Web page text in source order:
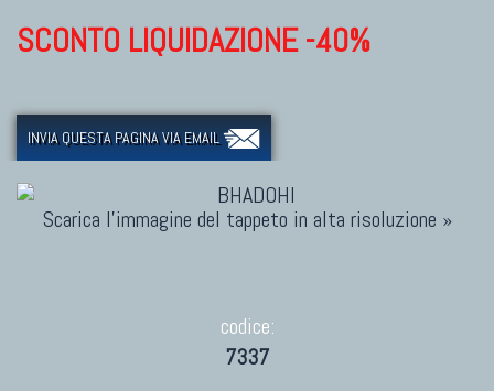
SCONTO LIQUIDAZIONE -40%
INVIA QUESTA PAGINA VIA EMAIL
Scarica l'immagine del tappeto in alta risoluzione »
codice:
7337